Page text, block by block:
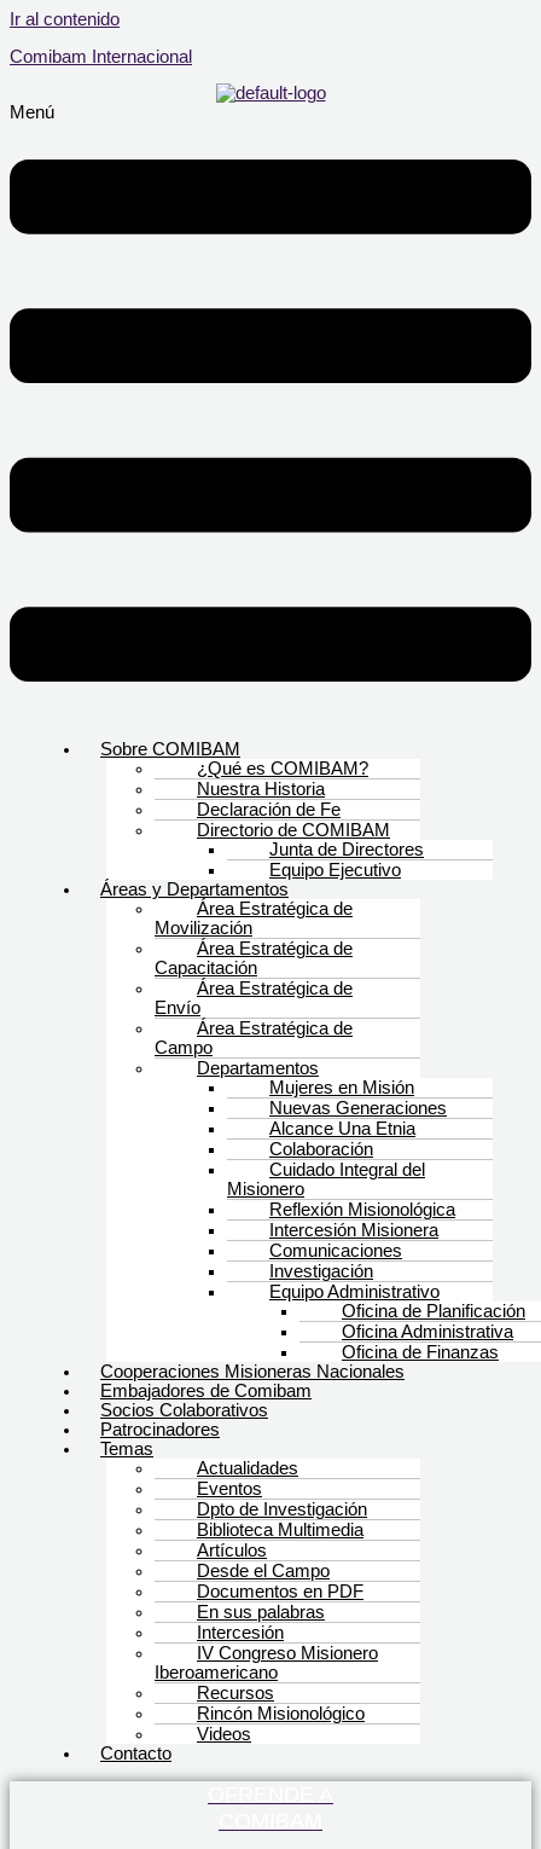
Ir al contenido
Comibam Internacional
Menú
Sobre COMIBAM
¿Qué es COMIBAM?
Nuestra Historia
Declaración de Fe
Directorio de COMIBAM
Junta de Directores
Equipo Ejecutivo
Áreas y Departamentos
Área Estratégica de
Movilización
Área Estratégica de
Capacitación
Área Estratégica de
Envío
Área Estratégica de
Campo
Departamentos
Mujeres en Misión
Nuevas Generaciones
Alcance Una Etnia
Colaboración
Cuidado Integral del
Misionero
Reflexión Misionológica
Intercesión Misionera
Comunicaciones
Investigación
Equipo Administrativo
Oficina de Planificación
Oficina Administrativa
Oficina de Finanzas
Cooperaciones Misioneras Nacionales
Embajadores de Comibam
Socios Colaborativos
Patrocinadores
Temas
Actualidades
Eventos
Dpto de Investigación
Biblioteca Multimedia
Artículos
Desde el Campo
Documentos en PDF
En sus palabras
Intercesión
IV Congreso Misionero
Iberoamericano
Recursos
Rincón Misionológico
Videos
Contacto